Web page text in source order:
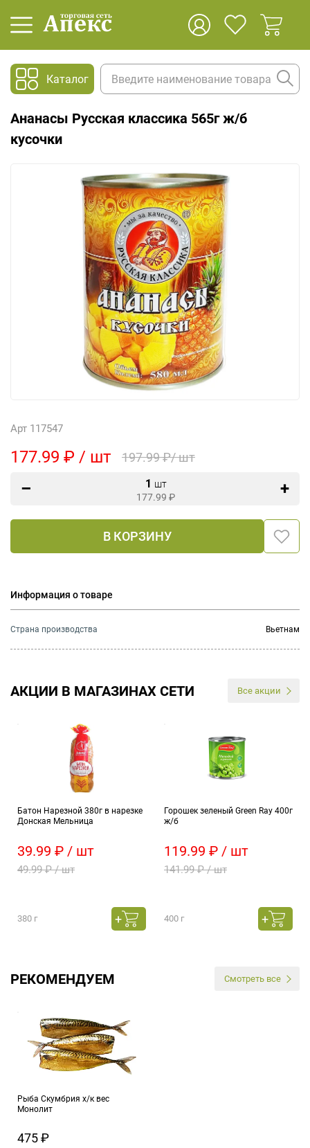
Каталог
Ананасы Русская классика 565г ж/б
кусочки
Арт 117547
177.99 ₽ / шт 197.99 ₽/ шт
1 шт
177.99 ₽
В КОРЗИНУ
Информация о товаре
Страна производства Вьетнам
АКЦИИ В МАГАЗИНАХ СЕТИ Все акции
Батон Нарезной 380г в нарезке
Донская Мельница
39.99 ₽ / шт
49.99 ₽ / шт
380 г
Горошек зеленый Green Ray 400г
ж/б
119.99 ₽ / шт
141.99 ₽ / шт
400 г
РЕКОМЕНДУЕМ Смотреть все
Рыба Скумбрия х/к вес
Монолит
475 ₽